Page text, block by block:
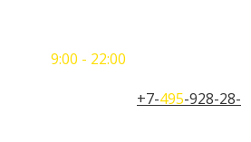
9:00 - 22:00
+7-495-928-28-